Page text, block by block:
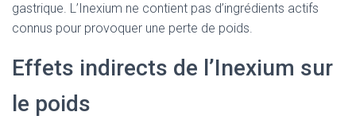
gastrique. L’Inexium ne contient pas d’ingrédients actifs
connus pour provoquer une perte de poids.
Effets indirects de l’Inexium sur
le poids